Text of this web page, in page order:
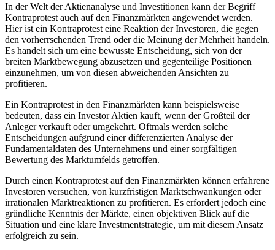
In der Welt der Aktienanalyse und Investitionen kann der Begriff
Kontraprotest auch auf den Finanzmärkten angewendet werden.
Hier ist ein Kontraprotest eine Reaktion der Investoren, die gegen
den vorherrschenden Trend oder die Meinung der Mehrheit handeln.
Es handelt sich um eine bewusste Entscheidung, sich von der
breiten Marktbewegung abzusetzen und gegenteilige Positionen
einzunehmen, um von diesen abweichenden Ansichten zu
profitieren.
Ein Kontraprotest in den Finanzmärkten kann beispielsweise
bedeuten, dass ein Investor Aktien kauft, wenn der Großteil der
Anleger verkauft oder umgekehrt. Oftmals werden solche
Entscheidungen aufgrund einer differenzierten Analyse der
Fundamentaldaten des Unternehmens und einer sorgfältigen
Bewertung des Marktumfelds getroffen.
Durch einen Kontraprotest auf den Finanzmärkten können erfahrene
Investoren versuchen, von kurzfristigen Marktschwankungen oder
irrationalen Marktreaktionen zu profitieren. Es erfordert jedoch eine
gründliche Kenntnis der Märkte, einen objektiven Blick auf die
Situation und eine klare Investmentstrategie, um mit diesem Ansatz
erfolgreich zu sein.